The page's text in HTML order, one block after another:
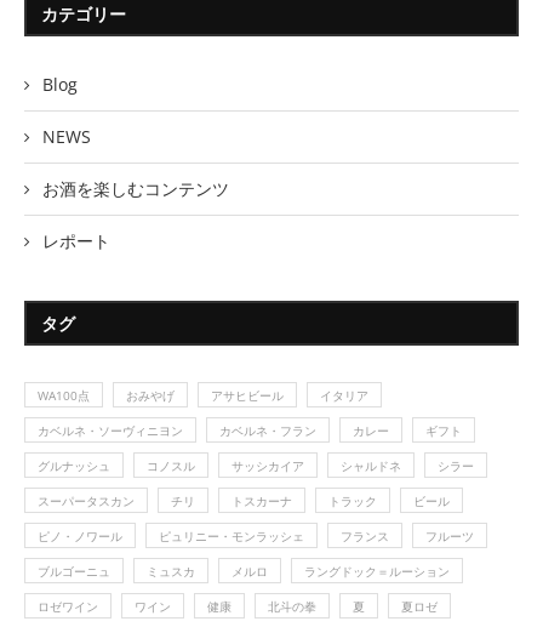
カテゴリー
Blog
NEWS
お酒を楽しむコンテンツ
レポート
タグ
WA100点 おみやげ アサヒビール イタリア
カベルネ・ソーヴィニヨン カベルネ・フラン カレー ギフト
グルナッシュ コノスル サッシカイア シャルドネ シラー
スーパータスカン チリ トスカーナ トラック ビール
ピノ・ノワール ピュリニー・モンラッシェ フランス フルーツ
ブルゴーニュ ミュスカ メルロ ラングドック＝ルーション
ロゼワイン ワイン 健康 北斗の拳 夏 夏ロゼ